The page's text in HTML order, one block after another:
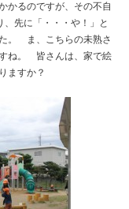
かるのですが、その不自
、先に「・・・や！」と
。 ま、こちらの未熟さ
ね。 皆さんは、家で絵
ますか？